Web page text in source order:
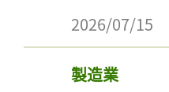
2026/07/15
製造業